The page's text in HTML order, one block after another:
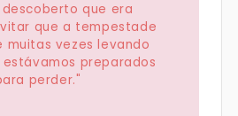
descoberto que era
que a tempestade
muitas vezes levando
preparados
perder."